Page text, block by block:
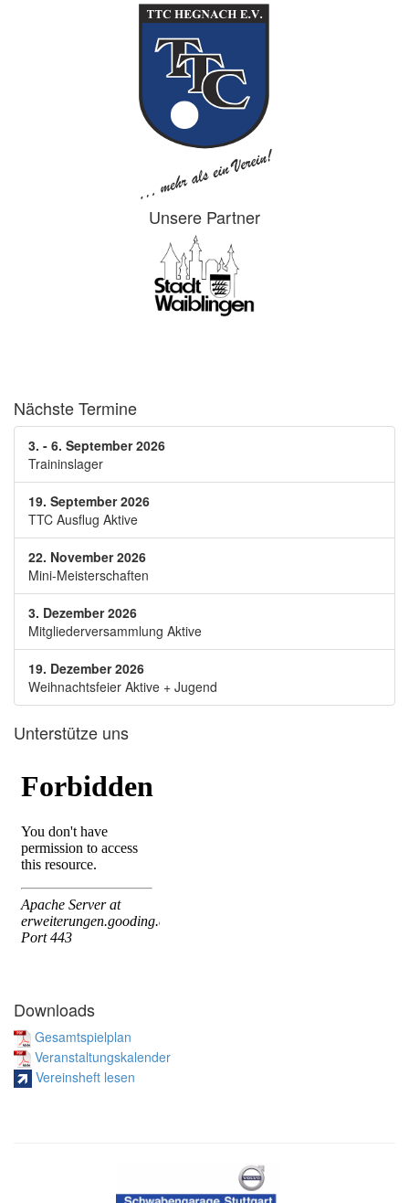
Unsere Partner
Nächste Termine
3. - 6. September 2026
Traininslager
19. September 2026
TTC Ausflug Aktive
22. November 2026
Mini-Meisterschaften
3. Dezember 2026
Mitgliederversammlung Aktive
19. Dezember 2026
Weihnachtsfeier Aktive + Jugend
Unterstütze uns
Downloads
Gesamtspielplan
Veranstaltungskalender
Vereinsheft lesen